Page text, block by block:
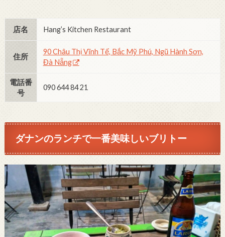
店名 Hang’s Kitchen Restaurant
住所
90 Châu Thị Vĩnh Tế, Bắc Mỹ Phú, Ngũ Hành Sơn,
Đà Nẵng
電話番
号
090 644 84 21
ダナンのランチで一番美味しいブリトー